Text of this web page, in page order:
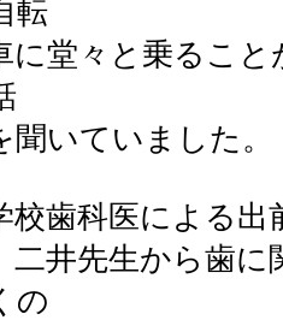
転
々と乗ることが
ていました。
歯科医による出
生から歯に関
の